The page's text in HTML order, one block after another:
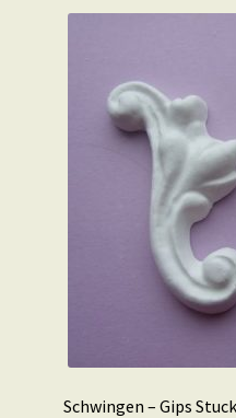
Schwingen – Gips